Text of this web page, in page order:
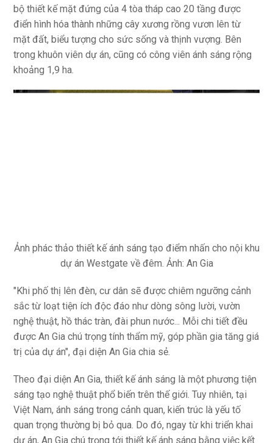
Shutterstock
Tại Việt Nam, Lightbox từng thiết kế ánh sáng và thi công
tổ hợp thương mại Cresent Mall, Vivo City (TP HCM),
khách sạn Fairfield by Marriott South (Bình Dương)...
Ở dự án Westgate, đại diện Lightbox cho biết sẽ lựa chọn
khoảng 1,9 ha.
Ảnh phác thảo thiết kế ánh sáng tạo điểm nhấn cho nội khu
dự án Westgate về đêm. Ảnh: An Gia